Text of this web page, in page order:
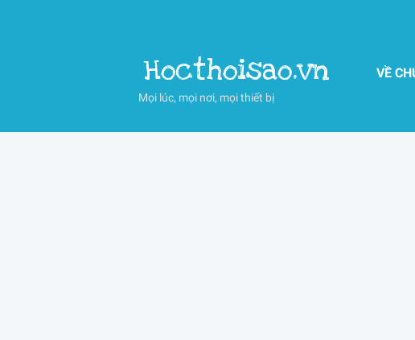
Hocthoisao.vn
Mọi lúc, mọi nơi, mọi thiết bị
VỀ